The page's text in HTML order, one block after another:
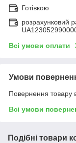
Готівкою
розрахунковий
Всі умови оплати
Умови
Повернення товару
Всі умови
Подібні товари